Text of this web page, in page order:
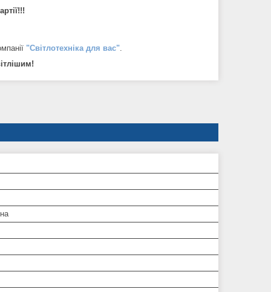
"Світлотехніка для вас"